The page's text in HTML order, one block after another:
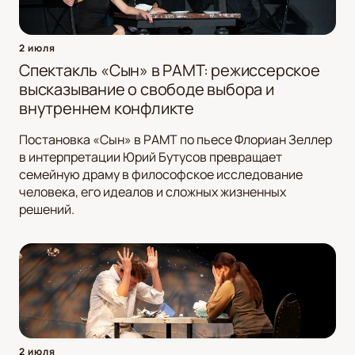
2 июля
Спектакль «Сын» в РАМТ: режиссерское
высказывание о свободе выбора и
внутреннем конфликте
Постановка «Сын» в РАМТ по пьесе Флориан Зеллер
в интерпретации Юрий Бутусов превращает
семейную драму в философское исследование
человека, его идеалов и сложных жизненных
решений.
2 июля